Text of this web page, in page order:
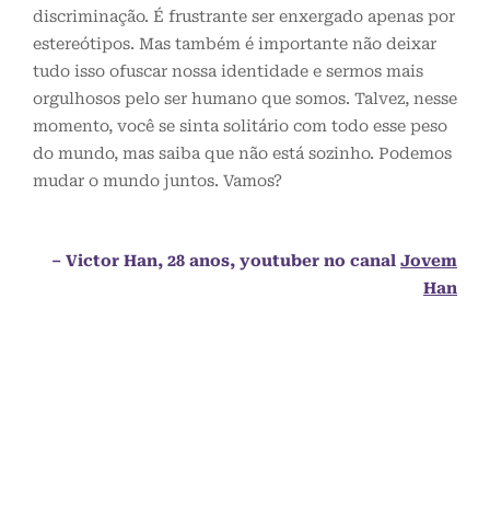
discriminação. É frustrante ser enxergado apenas por
estereótipos. Mas também é importante não deixar
tudo isso ofuscar nossa identidade e sermos mais
orgulhosos pelo ser humano que somos. Talvez, nesse
momento, você se sinta solitário com todo esse peso
do mundo, mas saiba que não está sozinho. Podemos
mudar o mundo juntos. Vamos?
– Victor Han, 28 anos, youtuber no canal Jovem
Han